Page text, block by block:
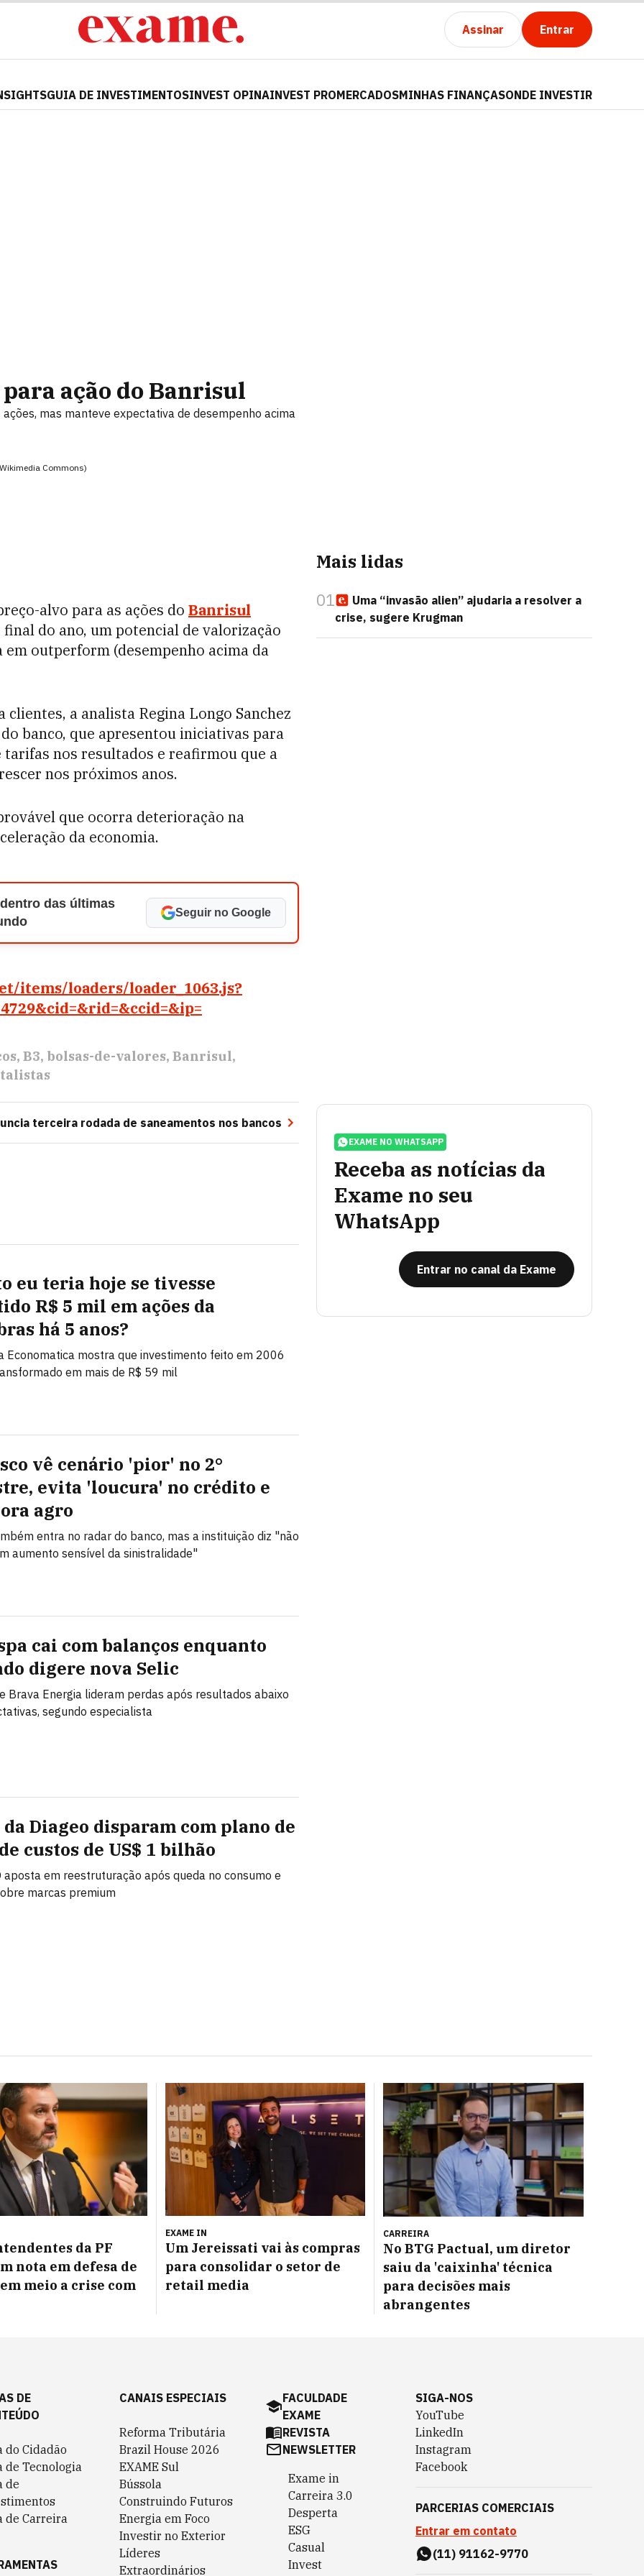
Assinar Entrar
GUIA DE INVESTIMENTOSINVEST OPINAINVEST PROMERCADOSMINHAS FINANÇASONDE INVESTIR
ação do Banrisul
mas manteve expectativa de desempenho acima
Commons)
alvo para as ações do Banrisul
do ano, um potencial de valorização
outperform (desempenho acima da
a analista Regina Longo Sanchez
banco, que apresentou iniciativas para
nos resultados e reafirmou que a
nos próximos anos.
que ocorra deterioração na
da economia.
das últimas
Seguir no Google
items/loaders/loader_1063.js?
B3 bolsas-de-valores Banrisul
terceira rodada de saneamentos nos bancos
eu teria hoje se tivesse
R$ 5 mil em ações da
há 5 anos?
Economatica mostra que investimento feito em 2006
em mais de R$ 59 mil
vê cenário 'pior' no 2°
evita 'loucura' no crédito e
agro
entra no radar do banco, mas a instituição diz "não
aumento sensível da sinistralidade"
cai com balanços enquanto
digere nova Selic
Brava Energia lideram perdas após resultados abaixo
segundo especialista
da Diageo disparam com plano de
custos de US$ 1 bilhão
aposta em reestruturação após queda no consumo e
marcas premium
Mais lidas
01
Uma “invasão alien” ajudaria a resolver a
crise, sugere Krugman
EXAME NO WHATSAPP
Receba as notícias da
Exame no seu
WhatsApp
Entrar no canal da Exame
da PF
nota em defesa de
meio a crise com
EXAME IN
Um Jereissati vai às compras
para consolidar o setor de
retail media
CARREIRA
No BTG Pactual, um diretor
saiu da 'caixinha' técnica
para decisões mais
abrangentes
DE
do Cidadão
de Tecnologia
de
de Carreira
CANAIS ESPECIAIS
Reforma Tributária
Brazil House 2026
EXAME Sul
Bússola
Construindo Futuros
Energia em Foco
Investir no Exterior
Líderes
Extraordinários
FACULDADE
EXAME
REVISTA
NEWSLETTER
Exame in
Carreira 3.0
Desperta
ESG
Casual
Invest
SIGA-NOS
YouTube
LinkedIn
Instagram
Facebook
PARCERIAS COMERCIAIS
Entrar em contato
(11) 91162-9770